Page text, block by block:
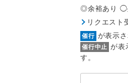
◎余裕あり ◯
リクエスト
催行 が表示
催行中止 が表
す。